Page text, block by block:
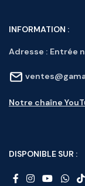
INFORMATION :
Adresse : Entrée
Notre chaîne
DISPONIBLE SUR :